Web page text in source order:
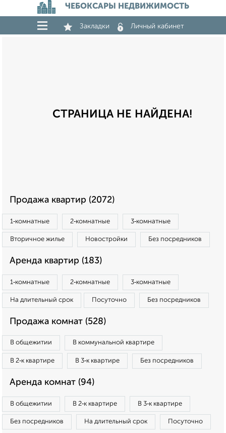
ЧЕБОКСАРЫ НЕДВИЖИМОСТЬ
Закладки Личный кабинет
СТРАНИЦА НЕ НАЙДЕНА!
Продажа квартир (2072)
1‑комнатные 2‑комнатные 3‑комнатные
Вторичное жилье Новостройки Без посредников
Аренда квартир (183)
1‑комнатные 2‑комнатные 3‑комнатные
На длительный срок Посуточно Без посредников
Продажа комнат (528)
В общежитии В коммунальной квартире
В 2‑к квартире В 3‑к квартире Без посредников
Аренда комнат (94)
В общежитии В 2‑к квартире В 3‑к квартире
Без посредников На длительный срок Посуточно